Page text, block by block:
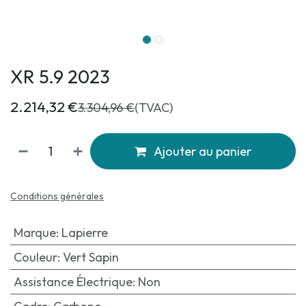
XR 5.9 2023
2.214,32€3.304,96€(TVAC)
Ajouter au panier
Conditions générales
Marque: Lapierre
Couleur: Vert Sapin
Assistance Électrique: Non